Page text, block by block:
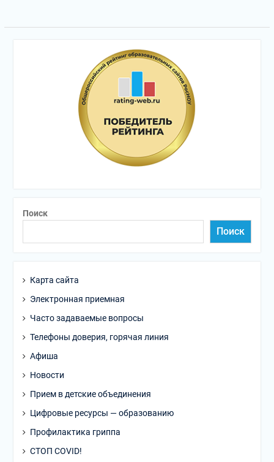
Поиск
Поиск
Карта сайта
Электронная приемная
Часто задаваемые вопросы
Телефоны доверия, горячая линия
Афиша
Новости
Прием в детские объединения
Цифровые ресурсы — образованию
Профилактика гриппа
СТОП COVID!